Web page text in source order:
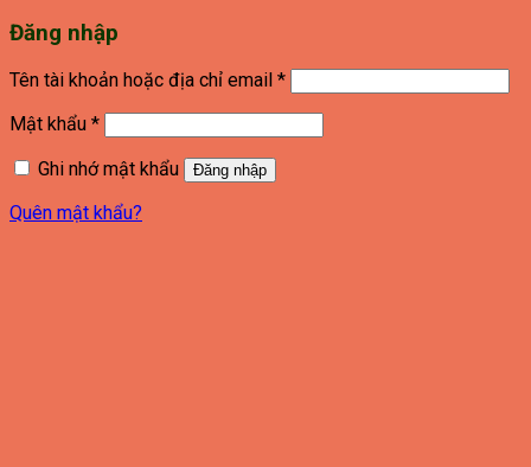
Đăng nhập
Tên tài khoản hoặc địa chỉ email *Bắt
buộc
Mật khẩu *Bắt
buộc
Ghi nhớ mật khẩu
Đăng nhập
Quên mật khẩu?